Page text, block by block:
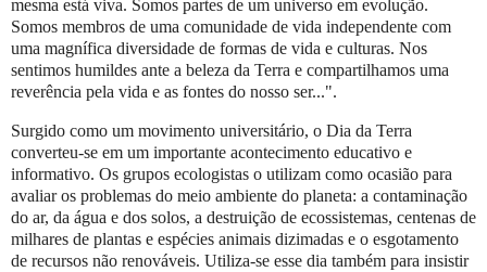
mesma está viva. Somos partes de um universo em evolução.
Somos membros de uma comunidade de vida independente com
uma magnífica diversidade de formas de vida e culturas. Nos
sentimos humildes ante a beleza da Terra e compartilhamos uma
reverência pela vida e as fontes do nosso ser...".
Surgido como um movimento universitário, o Dia da Terra
converteu-se em um importante acontecimento educativo e
informativo. Os grupos ecologistas o utilizam como ocasião para
avaliar os problemas do meio ambiente do planeta: a contaminação
do ar, da água e dos solos, a destruição de ecossistemas, centenas de
milhares de plantas e espécies animais dizimadas e o esgotamento
de recursos não renováveis. Utiliza-se esse dia também para insistir